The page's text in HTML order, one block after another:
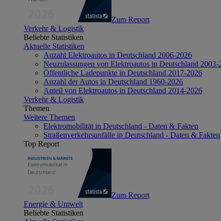
Zum Report
Verkehr & Logistik
Beliebte Statistiken
Aktuelle Statistiken
Anzahl Elektroautos in Deutschland 2006-2026
Neuzulassungen von Elektroautos in Deutschland 2003-
Öffentliche Ladepunkte in Deutschland 2017-2026
Anzahl der Autos in Deutschland 1960-2026
Anteil von Elektroautos in Deutschland 2014-2026
Verkehr & Logistik
Themen
Weitere Themen
Elektromobilität in Deutschland - Daten & Fakten
Straßenverkehrsunfälle in Deutschland - Daten & Fakten
Top Report
Zum Report
Energie & Umwelt
Beliebte Statistiken